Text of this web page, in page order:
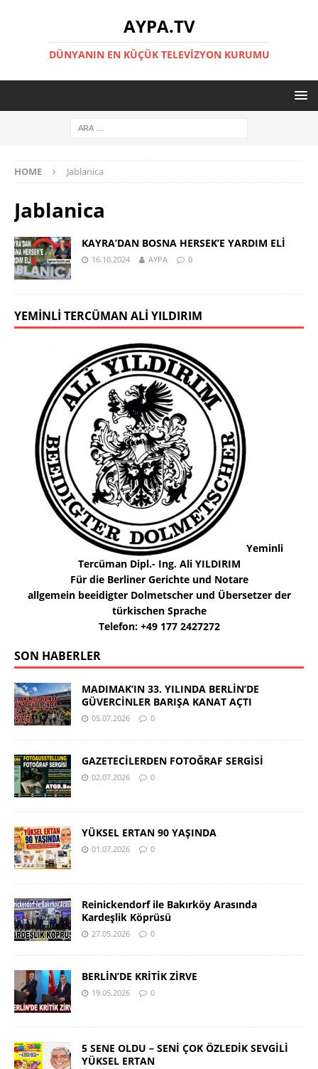
AYPA.TV
DÜNYANIN EN KÜÇÜK TELEVIZYON KURUMU
HOME Jablanica
Jablanica
KAYRA’DAN BOSNA HERSEK’E YARDIM ELİ
16.10.2024 AYPA 0
YEMINLI TERCÜMAN ALI YILDIRIM
Yeminli
Tercüman Dipl.- Ing. Ali YILDIRIM
Für die Berliner Gerichte und Notare
allgemein beeidigter Dolmetscher und Übersetzer der
türkischen Sprache
Telefon: +49 177 2427272
SON HABERLER
MADIMAK’IN 33. YILINDA BERLİN’DE
GÜVERCİNLER BARIŞA KANAT AÇTI
05.07.2026 0
GAZETECİLERDEN FOTOĞRAF SERGİSİ
02.07.2026 0
YÜKSEL ERTAN 90 YAŞINDA
01.07.2026 0
Reinickendorf ile Bakırköy Arasında
Kardeşlik Köprüsü
27.05.2026 0
BERLİN’DE KRİTİK ZİRVE
19.05.2026 0
5 SENE OLDU – SENİ ÇOK ÖZLEDİK SEVGİLİ
YÜKSEL ERTAN